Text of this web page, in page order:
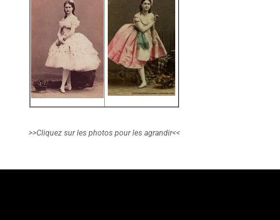
>>Cliquez sur les photos pour les agrandir<<